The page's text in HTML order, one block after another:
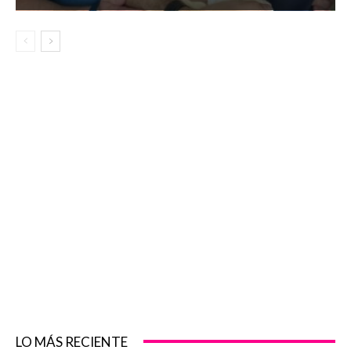
LO MÁS RECIENTE